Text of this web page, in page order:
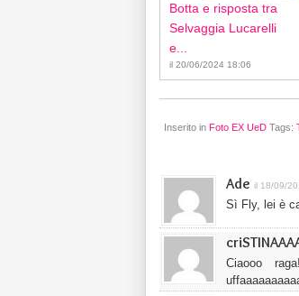
Botta e risposta tra
Selvaggia Lucarelli
e...
il 20/06/2024 18:06
Inserito in Foto EX UeD Tags:
Ade il 18/09/
Sì Fly, lei è
Ciaooo